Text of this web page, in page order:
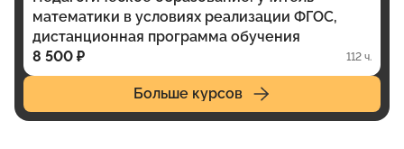
математики в условиях реализации ФГОС,
дистанционная программа обучения
8 500 ₽
112 ч.
Больше курсов